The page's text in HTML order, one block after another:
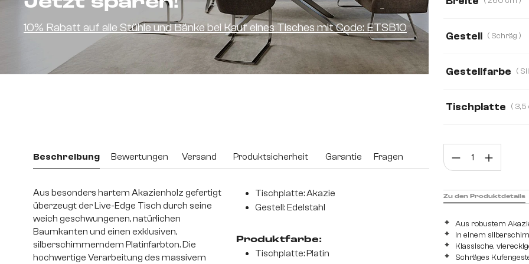
Gestell ( Schräg )
Gestellfarbe
Tischplatte
Aus robustem
In einem
Klassische,
Schräges
Zu den Produktdetails
10% Rabatt auf alle Stühle und Bänke bei Kauf eines Tisches mit Code: ETSB10
Beschreibung Bewertungen Versand Produktsicherheit Garantie Fragen
Aus besonders hartem Akazienholz gefertigt
überzeugt der Live-Edge Tisch durch seine
weich geschwungenen, natürlichen
Baumkanten und einen exklusiven,
silberschimmerndem Platinfarbton. Die
hochwertige Verarbeitung des massivem
Tischplatte: Akazie
Gestell: Edelstahl
Produktfarbe:
Tischplatte: Platin